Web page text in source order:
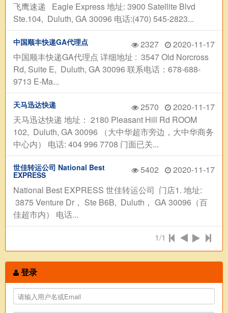
飞鹰速递 Eagle Express 地址: 3900 Satellite Blvd
Ste.104, Duluth, GA 30096 电话:(470) 545-2823...
2327 2020-11-17
中国顺丰快递GA代理点
中国顺丰快递GA代理点 详细地址 : 3547 Old Norcross
Rd, Suite E, Duluth, GA 30096 联系电话：678-688-
9713 E-Ma...
2570 2020-11-17
天马迅达快递
天马迅达快递 地址： 2180 Pleasant Hill Rd ROOM
102, Duluth, GA 30096 （大中华超市旁边，大中华商务
中心内） 电话: 404 996 7708 门面已关...
5402 2020-11-17
世佳转运公司 National Best
EXPRESS
National Best EXPRESS 世佳转运公司 门店1. 地址:
3875 Venture Dr， Ste B6B, Duluth， GA 30096（百
佳超市内） 电话...
1/1
登录